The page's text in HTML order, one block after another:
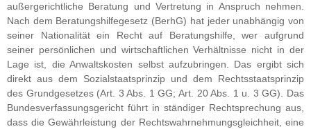
außergerichtliche Beratung und Vertretung in Anspruch nehmen.
Nach dem Beratungshilfegesetz (BerhG) hat jeder unabhängig von
seiner Nationalität ein Recht auf Beratungshilfe, wer aufgrund
seiner persönlichen und wirtschaftlichen Verhältnisse nicht in der
Lage ist, die Anwaltskosten selbst aufzubringen. Das ergibt sich
direkt aus dem Sozialstaatsprinzip und dem Rechtsstaatsprinzip
des Grundgesetzes (Art. 3 Abs. 1 GG; Art. 20 Abs. 1 u. 3 GG). Das
Bundesverfassungsgericht führt in ständiger Rechtsprechung aus,
dass die Gewährleistung der Rechtswahrnehmungsgleichheit, eine